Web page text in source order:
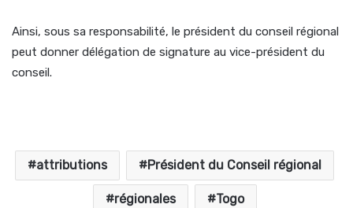
Ainsi, sous sa responsabilité, le président du conseil régional
peut donner délégation de signature au vice-président du
conseil.
attributions Président du Conseil régional
régionales Togo